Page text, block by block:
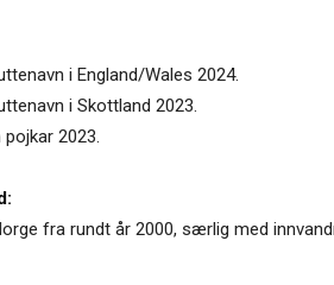
i England/Wales 2024.
i Skottland 2023.
2023.
fra rundt år 2000, særlig med